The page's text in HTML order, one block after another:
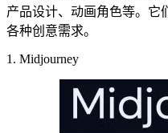
产品设计、动画角色等。它
各种创意需求。
1. Midjourney